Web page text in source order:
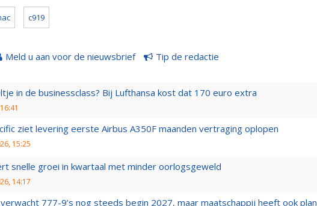
c919
Meld u aan voor de nieuwsbrief Tip de redactie
in de businessclass? Bij Lufthansa kost dat 170 euro extra
ziet levering eerste Airbus A350F maanden vertraging oplopen
15:25
snelle groei in kwartaal met minder oorlogsgeweld
14:17
777-9’s nog steeds begin 2027, maar maatschappij heeft ook plan